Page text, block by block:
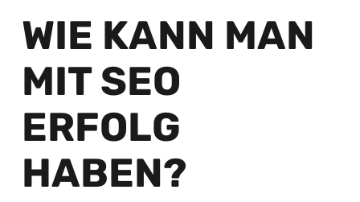
WIE KANN MAN
MIT SEO
ERFOLG
HABEN?